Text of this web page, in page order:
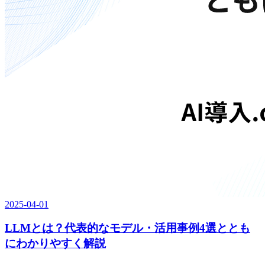
2025-04-01
LLMとは？代表的なモデル・活用事例4選ととも
にわかりやすく解説